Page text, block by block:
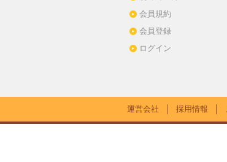
会員規約
会員登録
ログイン
運営会社 採用情報